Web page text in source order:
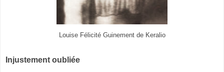
Louise Félicité Guinement de Keralio
Injustement oubliée